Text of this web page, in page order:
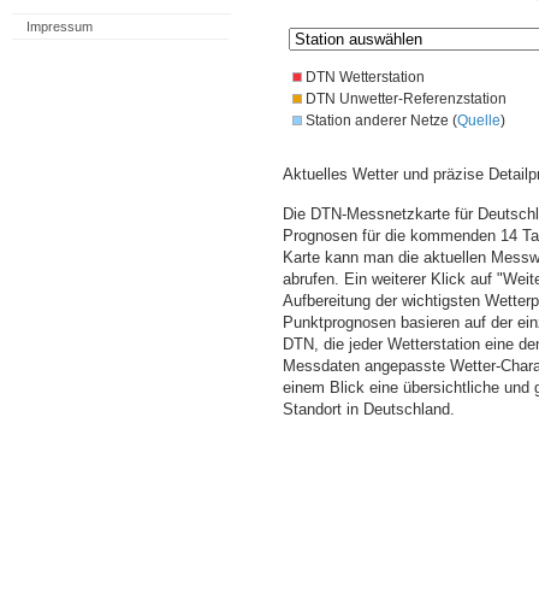
Impressum
DTN Wetterstation
DTN Unwetter-Referenzstation
Station anderer Netze (Quelle)
Aktuelles Wetter und präzise
Die DTN-Messnetzkarte für
Prognosen für die kommenden 14
Karte kann man die aktuellen
abrufen. Ein weiterer Klick auf
Aufbereitung der wichtigsten
Punktprognosen basieren auf der
DTN, die jeder Wetterstation eine
Messdaten angepasste Wetter-
einem Blick eine übersichtliche und
Standort in Deutschland.